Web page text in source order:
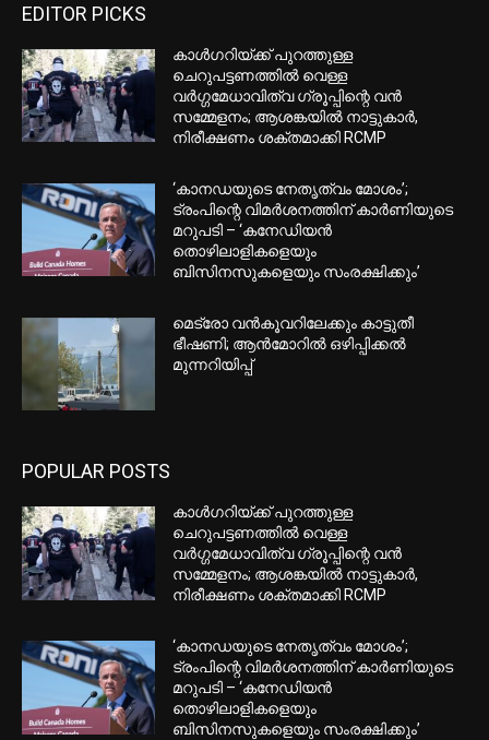
EDITOR PICKS
കാൾഗറിയ്ക്ക് പുറത്തുള്ള
ചെറുപട്ടണത്തിൽ വെള്ള
വർഗ്ഗമേധാവിത്വ ഗ്രൂപ്പിന്റെ വൻ
സമ്മേളനം; ആശങ്കയിൽ നാട്ടുകാർ,
നിരീക്ഷണം ശക്തമാക്കി RCMP
‘കാനഡയുടെ നേതൃത്വം മോശം’;
ട്രംപിന്റെ വിമർശനത്തിന് കാർണിയുടെ
മറുപടി – ‘കനേഡിയൻ
തൊഴിലാളികളെയും
ബിസിനസുകളെയും സംരക്ഷിക്കും’
മെട്രോ വൻകൂവറിലേക്കും കാട്ടുതീ
ഭീഷണി; ആൻമോറിൽ ഒഴിപ്പിക്കൽ
മുന്നറിയിപ്പ്
POPULAR POSTS
കാൾഗറിയ്ക്ക് പുറത്തുള്ള
ചെറുപട്ടണത്തിൽ വെള്ള
വർഗ്ഗമേധാവിത്വ ഗ്രൂപ്പിന്റെ വൻ
സമ്മേളനം; ആശങ്കയിൽ നാട്ടുകാർ,
നിരീക്ഷണം ശക്തമാക്കി RCMP
‘കാനഡയുടെ നേതൃത്വം മോശം’;
ട്രംപിന്റെ വിമർശനത്തിന് കാർണിയുടെ
മറുപടി – ‘കനേഡിയൻ
തൊഴിലാളികളെയും
ബിസിനസുകളെയും സംരക്ഷിക്കും’